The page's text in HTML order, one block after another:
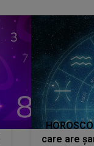
care are